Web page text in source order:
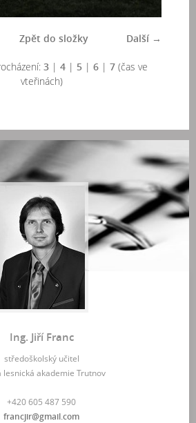
Další →
Zpět do složky
3 | 4 | 5 | 6 | 7 (čas ve
vteřinách)
Ing. Jiří Franc
středoškolský učitel
lesnická akademie Trutnov
+420 605 487 590
francjir@gmail.com